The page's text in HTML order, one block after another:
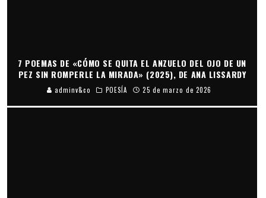
7 POEMAS DE «CÓMO SE QUITA EL ANZUELO DEL OJO DE UN
PEZ SIN ROMPERLE LA MIRADA» (2025), DE ANA LISSARDY
adminv&co POESÍA 25 de marzo de 2026